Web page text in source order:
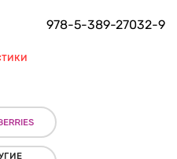
978-5-389-27032-9